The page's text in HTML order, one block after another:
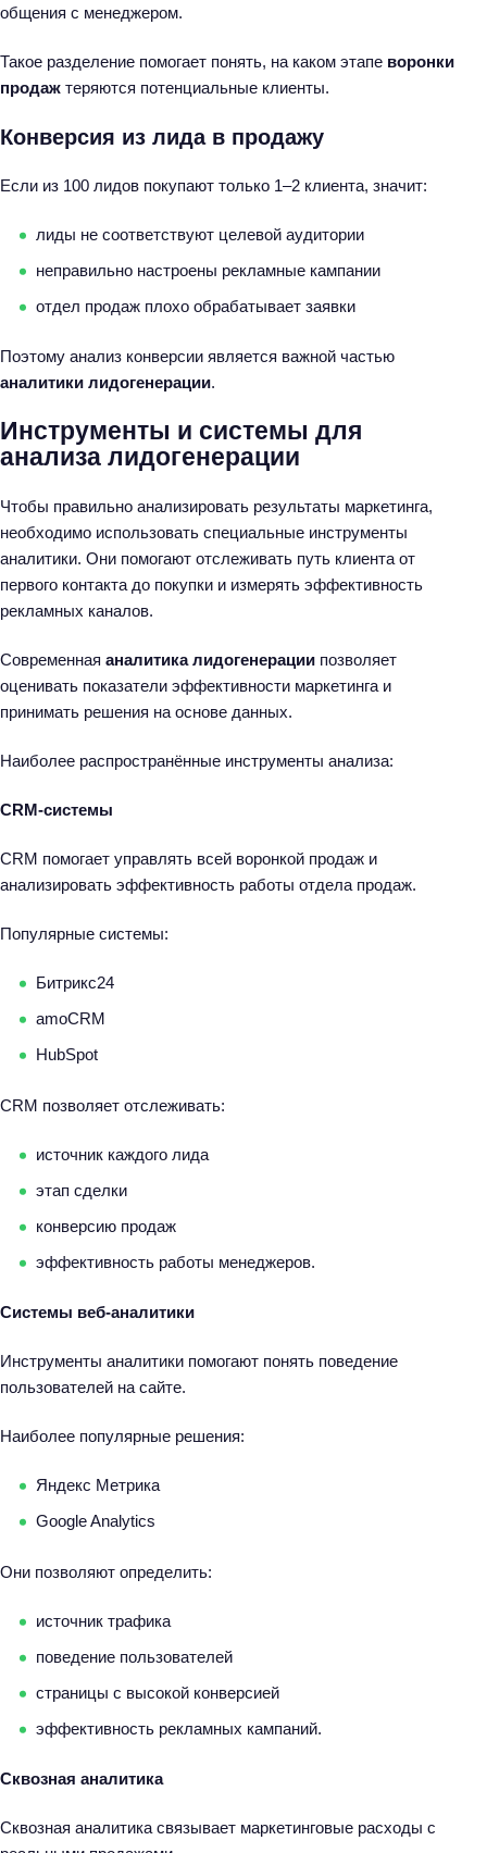
общения с менеджером.
Такое разделение помогает понять, на каком этапе воронки
продаж теряются потенциальные клиенты.
Конверсия из лида в продажу
Если из 100 лидов покупают только 1–2 клиента, значит:
лиды не соответствуют целевой аудитории
неправильно настроены рекламные кампании
отдел продаж плохо обрабатывает заявки
Поэтому анализ конверсии является важной частью
аналитики лидогенерации.
Инструменты и системы для
анализа лидогенерации
Чтобы правильно анализировать результаты маркетинга,
необходимо использовать специальные инструменты
аналитики. Они помогают отслеживать путь клиента от
первого контакта до покупки и измерять эффективность
рекламных каналов.
Современная аналитика лидогенерации позволяет
оценивать показатели эффективности маркетинга и
принимать решения на основе данных.
Наиболее распространённые инструменты анализа:
CRM-системы
CRM помогает управлять всей воронкой продаж и
анализировать эффективность работы отдела продаж.
Популярные системы:
Битрикс24
amoCRM
HubSpot
CRM позволяет отслеживать:
источник каждого лида
этап сделки
конверсию продаж
эффективность работы менеджеров.
Системы веб-аналитики
Инструменты аналитики помогают понять поведение
пользователей на сайте.
Наиболее популярные решения:
Яндекс Метрика
Google Analytics
Они позволяют определить:
источник трафика
поведение пользователей
страницы с высокой конверсией
эффективность рекламных кампаний.
Сквозная аналитика
Сквозная аналитика связывает маркетинговые расходы с
а